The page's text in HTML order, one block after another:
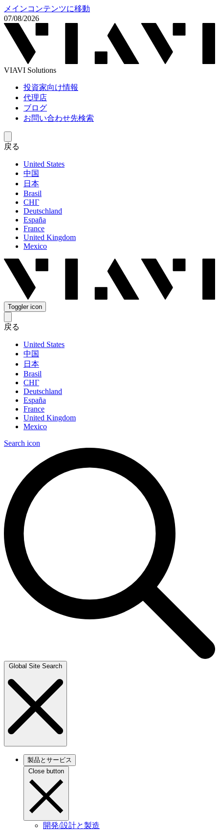
メインコンテンツに移動
07/08/2026
VIAVI Solutions
投資家向け情報
代理店
ブログ
お問い合わせ先検索
戻る
United States
中国
日本
Brasil
СНГ
Deutschland
España
France
United Kingdom
Mexico
Toggler icon
戻る
United States
中国
日本
Brasil
СНГ
Deutschland
España
France
United Kingdom
Mexico
Search icon
Global Site Search
製品とサービス
Close button
開発/設計と製造